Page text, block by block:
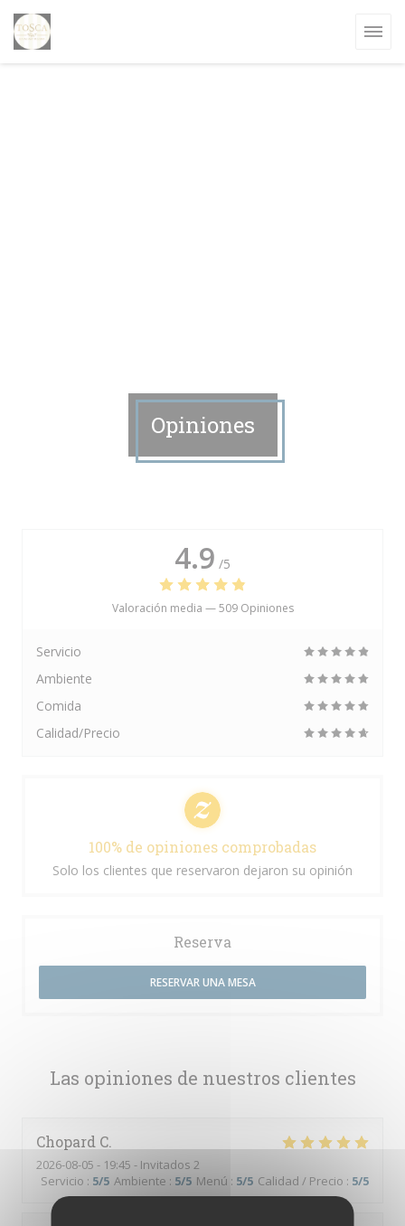
Opiniones
Las opiniones de nuestros clientes
Chopard C
2026-08-05 - 19:45 - Invitados 2
Servicio : 5/5 Ambiente : 5/5 Menú : 5/5 Calidad / Precio : 5/5
4.9 /5
Valoración media —509 Opiniones
Servicio
Ambiente
Comida
Calidad/Precio
100% de opiniones comprobadas
Solo los clientes que reservaron dejaron su opinión
Reserva
RESERVAR UNA MESA